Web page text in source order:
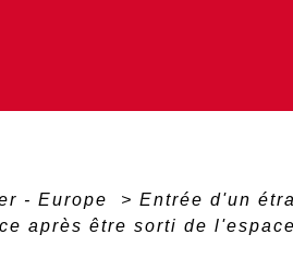
- Europe > Entrée d'un
après être sorti de